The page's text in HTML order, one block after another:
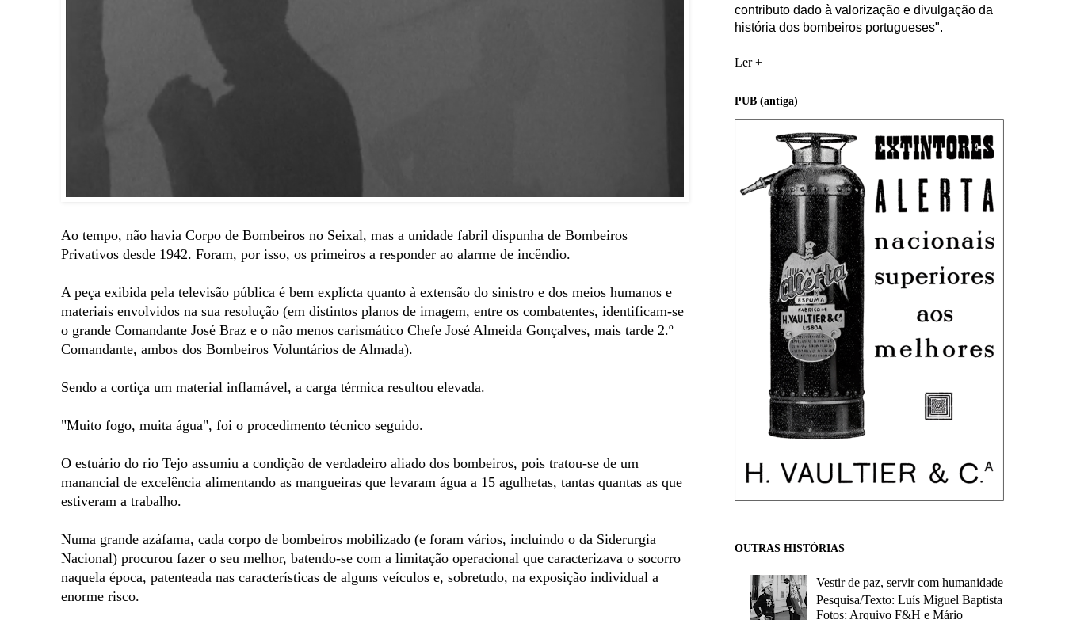
Ao tempo, não havia Corpo de Bombeiros no Seixal, mas a unidade fabril dispunha de Bombeiros
Privativos desde 1942. Foram, por isso, os primeiros a responder ao alarme de incêndio.
A peça exibida pela televisão pública é bem explícta quanto à extensão do sinistro e dos meios humanos e
materiais envolvidos na sua resolução (em distintos planos de imagem, entre os combatentes, identificam-se
o grande Comandante José Braz e o não menos carismático Chefe José Almeida Gonçalves, mais tarde 2.º
Comandante, ambos dos Bombeiros Voluntários de Almada).
Sendo a cortiça um material inflamável, a carga térmica resultou elevada.
"Muito fogo, muita água", foi o procedimento técnico seguido.
O estuário do rio Tejo assumiu a condição de verdadeiro aliado dos bombeiros, pois tratou-se de um
manancial de excelência alimentando as mangueiras que levaram água a 15 agulhetas, tantas quantas as que
estiveram a trabalho.
Numa grande azáfama, cada corpo de bombeiros mobilizado (e foram vários, incluindo o da Siderurgia
Nacional) procurou fazer o seu melhor, batendo-se com a limitação operacional que caracterizava o socorro
naquela época, patenteada nas características de alguns veículos e, sobretudo, na exposição individual a
enorme risco.
contributo dado à valorização e divulgação da
história dos bombeiros portugueses".
Ler +
PUB (antiga)
OUTRAS HISTÓRIAS
Vestir de paz, servir com humanidade
Pesquisa/Texto: Luís Miguel Baptista
Fotos: Arquivo F&H e Mário